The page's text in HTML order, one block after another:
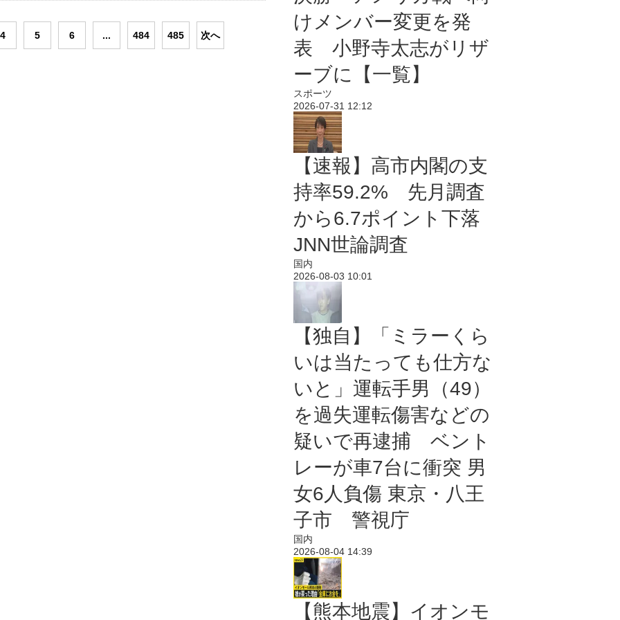
4 5 6 ... 484 485 次へ
けメンバー変更を発
表 小野寺太志がリザ
ーブに【一覧】
スポーツ
2026-07-31 12:12
【速報】高市内閣の支
持率59.2% 先月調査
から6.7ポイント下落
JNN世論調査
国内
2026-08-03 10:01
【独自】「ミラーくら
いは当たっても仕方な
いと」運転手男（49）
を過失運転傷害などの
疑いで再逮捕 ベント
レーが車7台に衝突 男
女6人負傷 東京・八王
子市 警視庁
国内
2026-08-04 14:39
【熊本地震】イオンモ